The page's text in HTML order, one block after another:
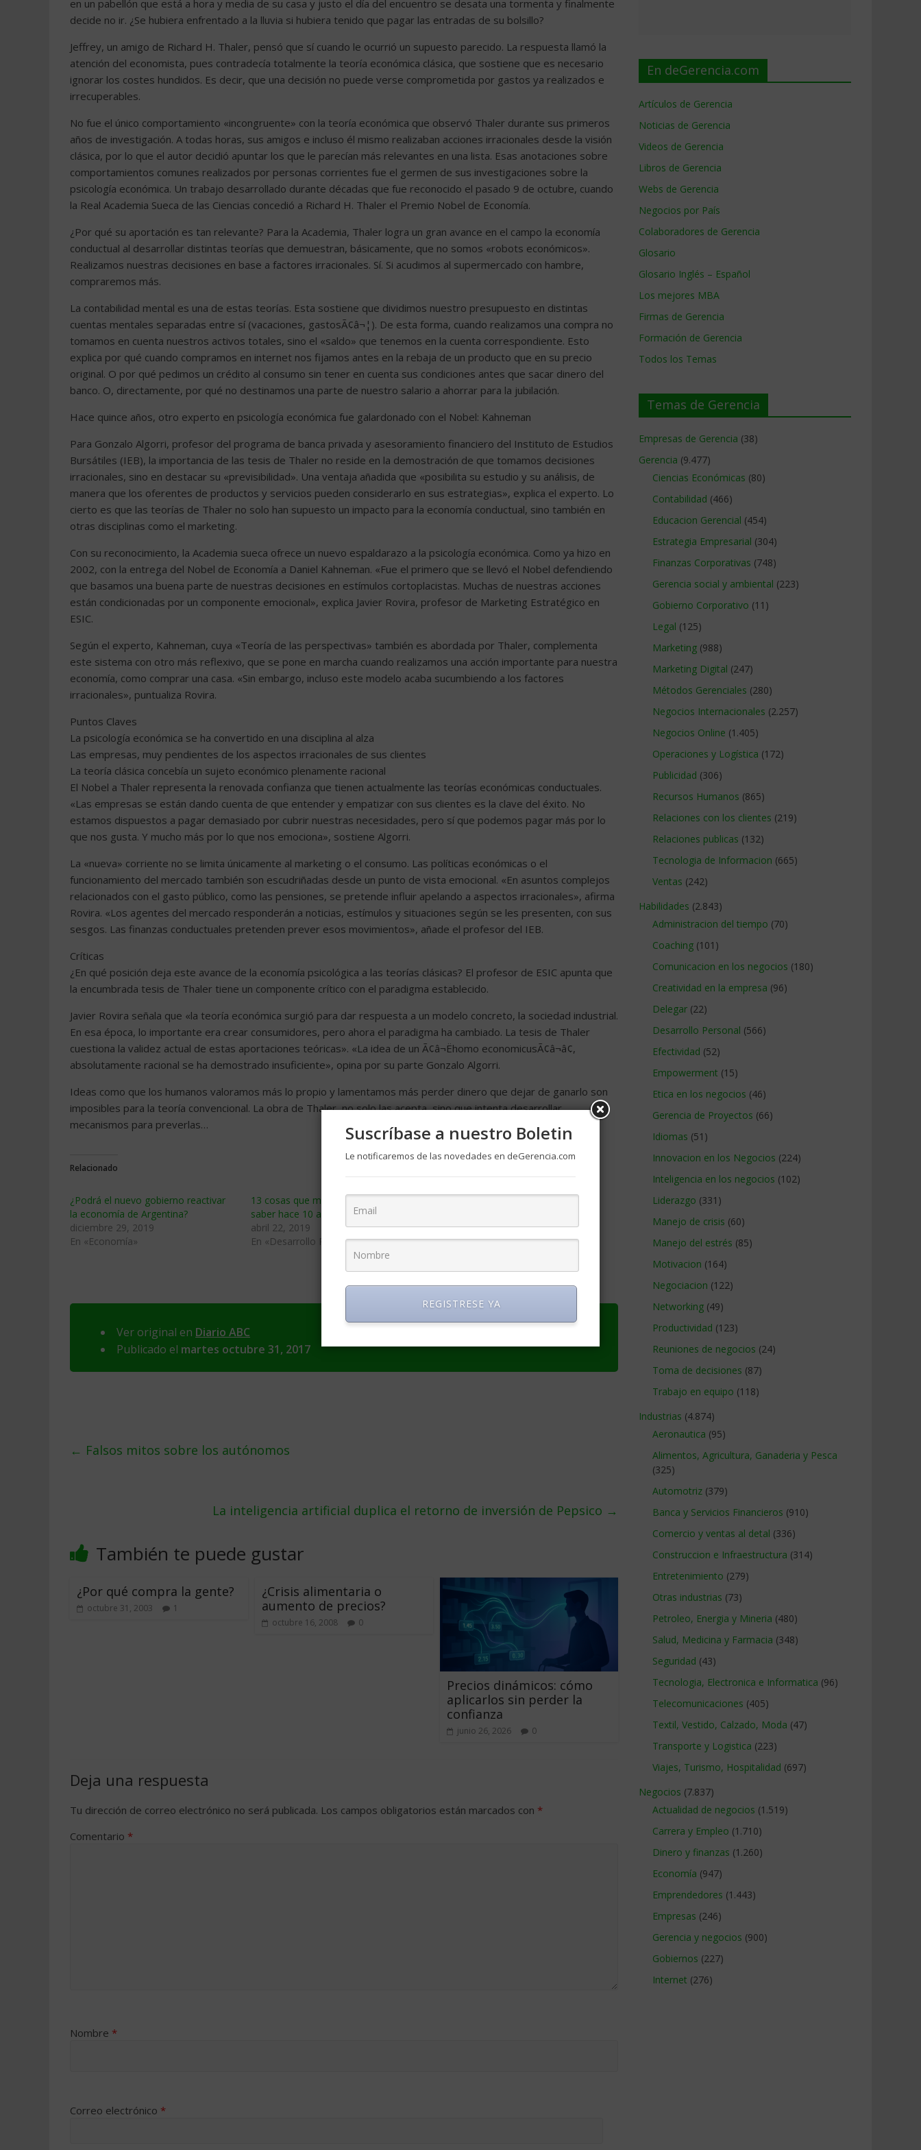
en un pabellón que está a hora y media de su casa y justo el día del encuentro se desata una tormenta y finalmente
decide no ir. ¿Se hubiera enfrentado a la lluvia si hubiera tenido que pagar las entradas de su bolsillo?
Jeffrey, un amigo de Richard H. Thaler, pensó que sí cuando le ocurrió un supuesto parecido. La respuesta llamó la
atención del economista, pues contradecía totalmente la teoría económica clásica, que sostiene que es necesario
ignorar los costes hundidos. Es decir, que una decisión no puede verse comprometida por gastos ya realizados e
irrecuperables.
No fue el único comportamiento «incongruente» con la teoría económica que observó Thaler durante sus primeros
años de investigación. A todas horas, sus amigos e incluso él mismo realizaban acciones irracionales desde la visión
clásica, por lo que el autor decidió apuntar los que le parecían más relevantes en una lista. Esas anotaciones sobre
comportamientos comunes realizados por personas corrientes fue el germen de sus investigaciones sobre la
psicología económica. Un trabajo desarrollado durante décadas que fue reconocido el pasado 9 de octubre, cuando
la Real Academia Sueca de las Ciencias concedió a Richard H. Thaler el Premio Nobel de Economía.
¿Por qué su aportación es tan relevante? Para la Academia, Thaler logra un gran avance en el campo la economía
conductual al desarrollar distintas teorías que demuestran, básicamente, que no somos «robots económicos».
Realizamos nuestras decisiones en base a factores irracionales. Sí. Si acudimos al supermercado con hambre,
compraremos más.
La contabilidad mental es una de estas teorías. Esta sostiene que dividimos nuestro presupuesto en distintas
cuentas mentales separadas entre sí (vacaciones, gastosÃ¢â¬¦). De esta forma, cuando realizamos una compra no
tomamos en cuenta nuestros activos totales, sino el «saldo» que tenemos en la cuenta correspondiente. Esto
explica por qué cuando compramos en internet nos fijamos antes en la rebaja de un producto que en su precio
original. O por qué pedimos un crédito al consumo sin tener en cuenta sus condiciones antes que sacar dinero del
banco. O, directamente, por qué no destinamos una parte de nuestro salario a ahorrar para la jubilación.
Hace quince años, otro experto en psicología económica fue galardonado con el Nobel: Kahneman
Para Gonzalo Algorri, profesor del programa de banca privada y asesoramiento financiero del Instituto de Estudios
Bursátiles (IEB), la importancia de las tesis de Thaler no reside en la demostración de que tomamos decisiones
irracionales, sino en destacar su «previsibilidad». Una ventaja añadida que «posibilita su estudio y su análisis, de
manera que los oferentes de productos y servicios pueden considerarlo en sus estrategias», explica el experto. Lo
cierto es que las teorías de Thaler no solo han supuesto un impacto para la economía conductual, sino también en
otras disciplinas como el marketing.
Con su reconocimiento, la Academia sueca ofrece un nuevo espaldarazo a la psicología económica. Como ya hizo en
2002, con la entrega del Nobel de Economía a Daniel Kahneman. «Fue el primero que se llevó el Nobel defendiendo
que basamos una buena parte de nuestras decisiones en estímulos cortoplacistas. Muchas de nuestras acciones
están condicionadas por un componente emocional», explica Javier Rovira, profesor de Marketing Estratégico en
ESIC.
Según el experto, Kahneman, cuya «Teoría de las perspectivas» también es abordada por Thaler, complementa
este sistema con otro más reflexivo, que se pone en marcha cuando realizamos una acción importante para nuestra
economía, como comprar una casa. «Sin embargo, incluso este modelo acaba sucumbiendo a los factores
irracionales», puntualiza Rovira.
Puntos Claves
La psicología económica se ha convertido en una disciplina al alza
Las empresas, muy pendientes de los aspectos irracionales de sus clientes
La teoría clásica concebía un sujeto económico plenamente racional
El Nobel a Thaler representa la renovada confianza que tienen actualmente las teorías económicas conductuales.
«Las empresas se están dando cuenta de que entender y empatizar con sus clientes es la clave del éxito. No
estamos dispuestos a pagar demasiado por cubrir nuestras necesidades, pero sí que podemos pagar más por lo
que nos gusta. Y mucho más por lo que nos emociona», sostiene Algorri.
La «nueva» corriente no se limita únicamente al marketing o el consumo. Las políticas económicas o el
funcionamiento del mercado también son escudriñadas desde un punto de vista emocional. «En asuntos complejos
relacionados con el gasto público, como las pensiones, se pretende influir apelando a aspectos irracionales», afirma
Rovira. «Los agentes del mercado responderán a noticias, estímulos y situaciones según se les presenten, con sus
sesgos. Las finanzas conductuales pretenden prever esos movimientos», añade el profesor del IEB.
Críticas
¿En qué posición deja este avance de la economía psicológica a las teorías clásicas? El profesor de ESIC apunta que
la encumbrada tesis de Thaler tiene un componente crítico con el paradigma establecido.
Javier Rovira señala que «la teoría económica surgió para dar respuesta a un modelo concreto, la sociedad industrial.
En esa época, lo importante era crear consumidores, pero ahora el paradigma ha cambiado. La tesis de Thaler
cuestiona la validez actual de estas aportaciones teóricas». «La idea de un Ã¢â¬Ëhomo economicusÃ¢â¬â¢,
absolutamente racional se ha demostrado insuficiente», opina por su parte Gonzalo Algorri.
Ideas como que los humanos valoramos más lo propio y lamentamos más perder dinero que dejar de ganarlo son
imposibles para la teoría convencional. La obra de Thaler, no solo las acepta, sino que intenta desarrollar
mecanismos para preverlas…
Relacionado
¿Podrá el nuevo gobierno reactivar
la economía de Argentina?
diciembre 29, 2019
En «Economía»
13 cosas que me hubiera gustado
saber hace 10 años
abril 22, 2019
En «Desarrollo Personal»
Teorías de motivación: 4 ejemplos
En «Motivacion»
Ver original en Diario ABC
Publicado el martes octubre 31, 2017
← Falsos mitos sobre los autónomos
La inteligencia artificial duplica el retorno de inversión de Pepsico →
También te puede gustar
¿Por qué compra la gente?
octubre 31, 2003 1
¿Crisis alimentaria o
aumento de precios?
octubre 16, 2008 0
Precios dinámicos: cómo
aplicarlos sin perder la
confianza
junio 26, 2026 0
Deja una respuesta
Tu dirección de correo electrónico no será publicada. Los campos obligatorios están marcados con *
Comentario *
Nombre *
Correo electrónico *
En deGerencia.com
Artículos de Gerencia
Noticias de Gerencia
Videos de Gerencia
Libros de Gerencia
Webs de Gerencia
Negocios por País
Colaboradores de Gerencia
Glosario
Glosario Inglés – Español
Los mejores MBA
Firmas de Gerencia
Formación de Gerencia
Todos los Temas
Temas de Gerencia
Empresas de Gerencia (38)
Gerencia (9.477)
Ciencias Económicas (80)
Contabilidad (466)
Educacion Gerencial (454)
Estrategia Empresarial (304)
Finanzas Corporativas (748)
Gerencia social y ambiental (223)
Gobierno Corporativo (11)
Legal (125)
Marketing (988)
Marketing Digital (247)
Métodos Gerenciales (280)
Negocios Internacionales (2.257)
Negocios Online (1.405)
Operaciones y Logística (172)
Publicidad (306)
Recursos Humanos (865)
Relaciones con los clientes (219)
Relaciones publicas (132)
Tecnologia de Informacion (665)
Ventas (242)
Habilidades (2.843)
Administracion del tiempo (70)
Coaching (101)
Comunicacion en los negocios (180)
Creatividad en la empresa (96)
Delegar (22)
Desarrollo Personal (566)
Efectividad (52)
Empowerment (15)
Etica en los negocios (46)
Gerencia de Proyectos (66)
Idiomas (51)
Innovacion en los Negocios (224)
Inteligencia en los negocios (102)
Liderazgo (331)
Manejo de crisis (60)
Manejo del estrés (85)
Motivacion (164)
Negociacion (122)
Networking (49)
Productividad (123)
Reuniones de negocios (24)
Toma de decisiones (87)
Trabajo en equipo (118)
Industrias (4.874)
Aeronautica (95)
Alimentos, Agricultura, Ganaderia y Pesca
(325)
Automotriz (379)
Banca y Servicios Financieros (910)
Comercio y ventas al detal (336)
Construccion e Infraestructura (314)
Entretenimiento (279)
Otras industrias (73)
Petroleo, Energia y Mineria (480)
Salud, Medicina y Farmacia (348)
Seguridad (43)
Tecnologia, Electronica e Informatica (96)
Telecomunicaciones (405)
Textil, Vestido, Calzado, Moda (47)
Transporte y Logistica (223)
Viajes, Turismo, Hospitalidad (697)
Negocios (7.837)
Actualidad de negocios (1.519)
Carrera y Empleo (1.710)
Dinero y finanzas (1.260)
Economía (947)
Emprendedores (1.443)
Empresas (246)
Gerencia y negocios (900)
Gobiernos (227)
Internet (276)
Suscríbase a nuestro Boletin
Le notificaremos de las novedades en deGerencia.com
REGISTRESE YA